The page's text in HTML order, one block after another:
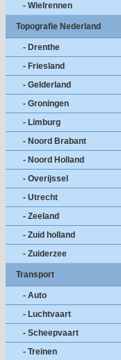
- Wielrennen
Topografie Nederland
- Drenthe
- Friesland
- Gelderland
- Groningen
- Limburg
- Noord Brabant
- Noord Holland
- Overijssel
- Utrecht
- Zeeland
- Zuid holland
- Zuiderzee
Transport
- Auto
- Luchtvaart
- Scheepvaart
- Treinen